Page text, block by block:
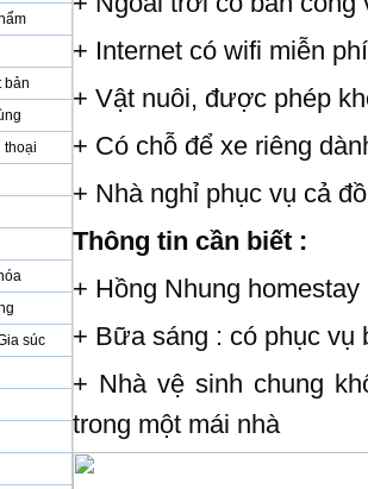
bản
súc
+ Internet có wifi miễn
+ Vật nuôi, được phép
+ Có chỗ để xe riêng
+ Nhà nghỉ phục vụ cả
Thông tin cần biết :
+ Hồng Nhung
+ Bữa sáng : có phục vụ
+ Nhà vệ sinh chung
trong một mái nhà